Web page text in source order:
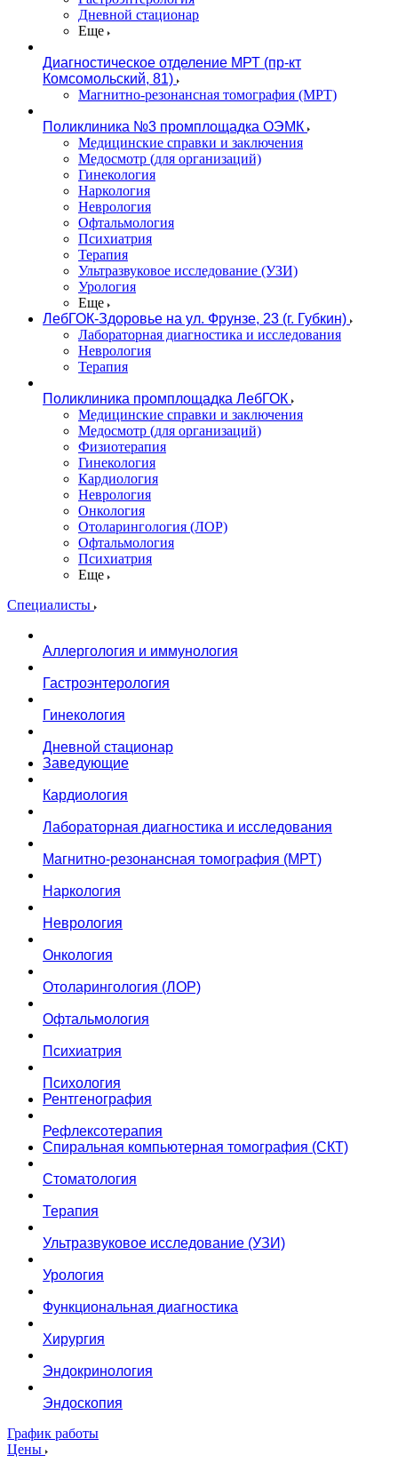
Дневной стационар
Еще
Диагностическое отделение МРТ (пр-кт
Комсомольский, 81)
Магнитно-резонансная томография (МРТ)
Поликлиника №3 промплощадка ОЭМК
Медицинские справки и заключения
Медосмотр (для организаций)
Гинекология
Наркология
Неврология
Офтальмология
Психиатрия
Терапия
Ультразвуковое исследование (УЗИ)
Урология
Еще
ЛебГОК-Здоровье на ул. Фрунзе, 23 (г. Губкин)
Лабораторная диагностика и исследования
Неврология
Терапия
Поликлиника промплощадка ЛебГОК
Медицинские справки и заключения
Медосмотр (для организаций)
Физиотерапия
Гинекология
Кардиология
Неврология
Онкология
Отоларингология (ЛОР)
Офтальмология
Психиатрия
Еще
Специалисты
Аллергология и иммунология
Гастроэнтерология
Гинекология
Дневной стационар
Заведующие
Кардиология
Лабораторная диагностика и исследования
Магнитно-резонансная томография (МРТ)
Наркология
Неврология
Онкология
Отоларингология (ЛОР)
Офтальмология
Психиатрия
Психология
Рентгенография
Рефлексотерапия
Спиральная компьютерная томография (СКТ)
Стоматология
Терапия
Ультразвуковое исследование (УЗИ)
Урология
Функциональная диагностика
Хирургия
Эндокринология
Эндоскопия
График работы
Цены